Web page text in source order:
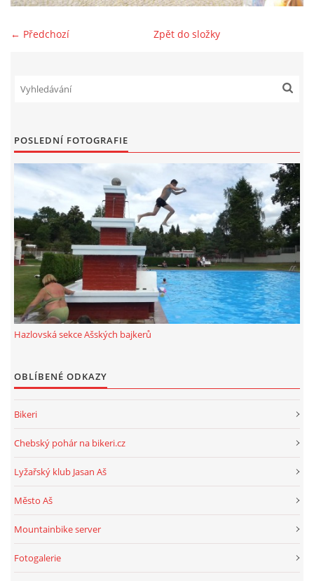
PŘEHLED ZÁVODŮ
JEN PRO TRENÉRY
ZE ŽIVOTA BAJKERŮ
ROK 2024
ROK 2023
ROK 2022
← Předchozí Zpět do složky
POSLEDNÍ FOTOGRAFIE
Hazlovská sekce Ašských bajkerů
OBLÍBENÉ ODKAZY
Bikeri
Chebský pohár na bikeri.cz
Lyžařský klub Jasan Aš
Město Aš
Mountainbike server
Fotogalerie